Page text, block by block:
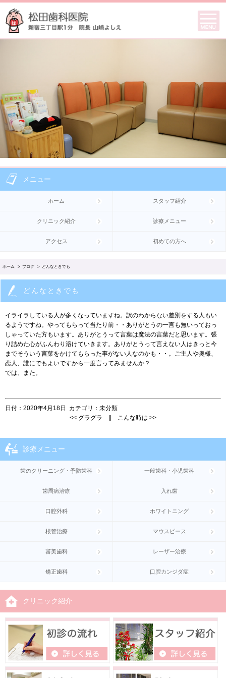
メニュー
ホーム
クリニック紹介
アクセス
スタッフ紹介
診療メニュー
初めての方へ
ホーム > ブログ > どんなときでも
どんなときでも
イライラしている人が多くなっていますね。訳のわからない差別をする人もい
るようですね。やってもらって当たり前・・ありがとうの一言も無いっておっ
しゃっていた方もいます。ありがとうって言葉は魔法の言葉だと思います。張
り詰めた心がふんわり溶けていきます。ありがとうって言えない人はきっと今
までそういう言葉をかけてもらった事がない人なのかも・・。ご主人や奥様、
恋人、誰にでもよいですから一度言ってみませんか？
では、また。
日付： 2020年4月18日 カテゴリ： 未分類
<< グラグラ こんな時は >>
診療メニュー
歯のクリーニング・予防歯科
歯周病治療
口腔外科
根管治療
審美歯科
矯正歯科
一般歯科・小児歯科
入れ歯
ホワイトニング
マウスピース
レーザー治療
口腔カンジダ症
クリニック紹介